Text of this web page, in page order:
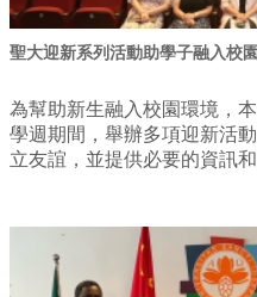
聖大迎新系列活動助學子融入校
為幫助新生融入校園環境，
學週期間，舉辦多項迎新活
立友誼，並提供必要的資訊和